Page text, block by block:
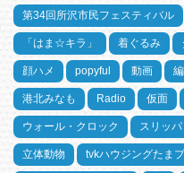
第34回所沢市民フェスティバル
「はま☆キラ」 着ぐるみ
顔ハメ popyful 動画
港北みなも Radio 仮面
ウォール・クロック スリッパ
立体動物 tvkハウジングたま